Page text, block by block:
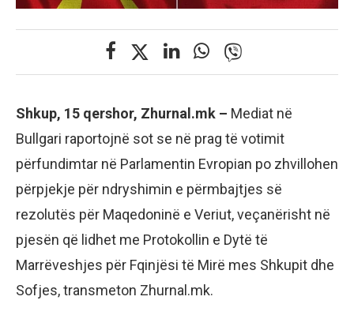
Shkup, 15 qershor, Zhurnal.mk – Mediat në
Bullgari raportojnë sot se në prag të votimit
përfundimtar në Parlamentin Evropian po zhvillohen
përpjekje për ndryshimin e përmbajtjes së
rezolutës për Maqedoninë e Veriut, veçanërisht në
pjesën që lidhet me Protokollin e Dytë të
Marrëveshjes për Fqinjësi të Mirë mes Shkupit dhe
Sofjes, transmeton Zhurnal.mk.